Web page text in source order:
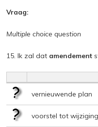
Vraag:
Multiple choice question
15. Ik zal dat amendement
vernieuwende plan
voorstel tot